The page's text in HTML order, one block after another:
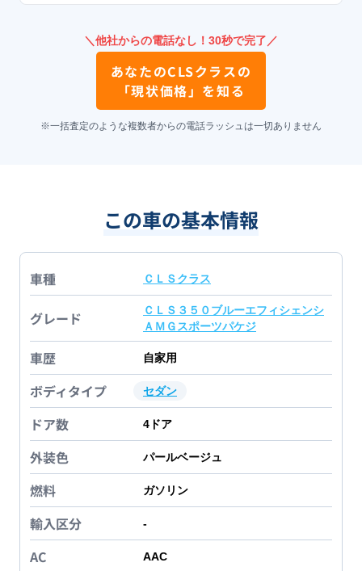
＼他社からの電話なし！30秒で完了／
あなたのCLSクラスの
「現状価格」を知る
※一括査定のような複数者からの電話ラッシュは一切ありません
この車の基本情報
車種 ＣＬＳクラス
グレード
ＣＬＳ３５０ブルーエフィシェンシ
ＡＭＧスポーツパケジ
車歴 自家用
ボディタイプ セダン
ドア数 4 ドア
外装色 パールベージュ
燃料 ガソリン
輸入区分 -
AC AAC